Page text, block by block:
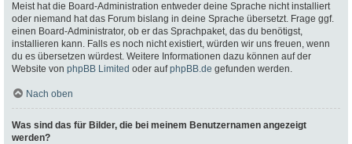
Meist hat die Board-Administration entweder deine Sprache nicht installiert
oder niemand hat das Forum bislang in deine Sprache übersetzt. Frage ggf.
einen Board-Administrator, ob er das Sprachpaket, das du benötigst,
installieren kann. Falls es noch nicht existiert, würden wir uns freuen, wenn
du es übersetzen würdest. Weitere Informationen dazu können auf der
Website von phpBB Limited oder aufphpBB.de gefunden werden.
Nach oben
Was sind das für Bilder, die bei meinem Benutzernamen angezeigt
werden?